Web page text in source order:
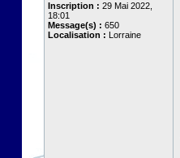
Inscription : 29 Mai 2022,
18:01
Message(s) : 650
Localisation : Lorraine